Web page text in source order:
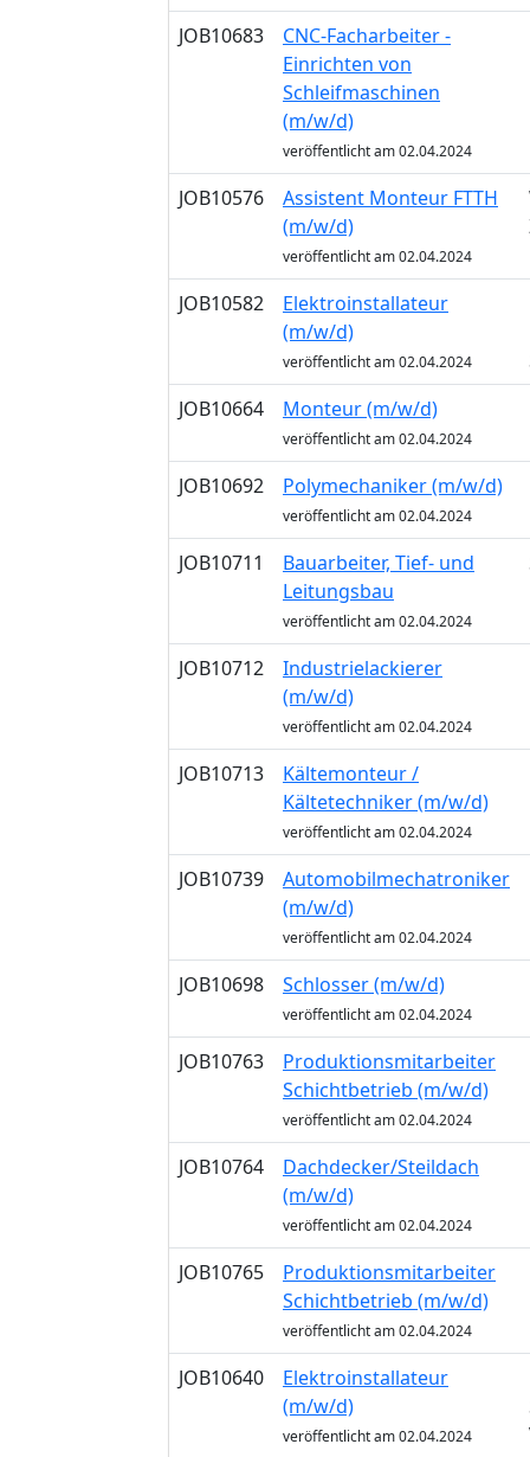
JOB10683
CNC-Facharbeiter -
Einrichten von
Schleifmaschinen
(m/w/d)
veröffentlicht am 02.04.2024
JOB10576
Assistent Monteur FTTH
(m/w/d)
veröffentlicht am 02.04.2024
JOB10582
Elektroinstallateur
(m/w/d)
veröffentlicht am 02.04.2024
JOB10664
Monteur (m/w/d)
veröffentlicht am 02.04.2024
JOB10692 Polymechaniker (m/w/d)
veröffentlicht am 02.04.2024
JOB10711
Bauarbeiter, Tief- und
Leitungsbau
veröffentlicht am 02.04.2024
JOB10712
Industrielackierer
(m/w/d)
veröffentlicht am 02.04.2024
JOB10713
Kältemonteur /
Kältetechniker (m/w/d)
veröffentlicht am 02.04.2024
JOB10739
Automobilmechatroniker
(m/w/d)
veröffentlicht am 02.04.2024
JOB10698 Schlosser (m/w/d)
veröffentlicht am 02.04.2024
JOB10763
Produktionsmitarbeiter
Schichtbetrieb (m/w/d)
veröffentlicht am 02.04.2024
JOB10764
Dachdecker/Steildach
(m/w/d)
veröffentlicht am 02.04.2024
JOB10765
Produktionsmitarbeiter
Schichtbetrieb (m/w/d)
veröffentlicht am 02.04.2024
JOB10640
Elektroinstallateur
(m/w/d)
veröffentlicht am 02.04.2024